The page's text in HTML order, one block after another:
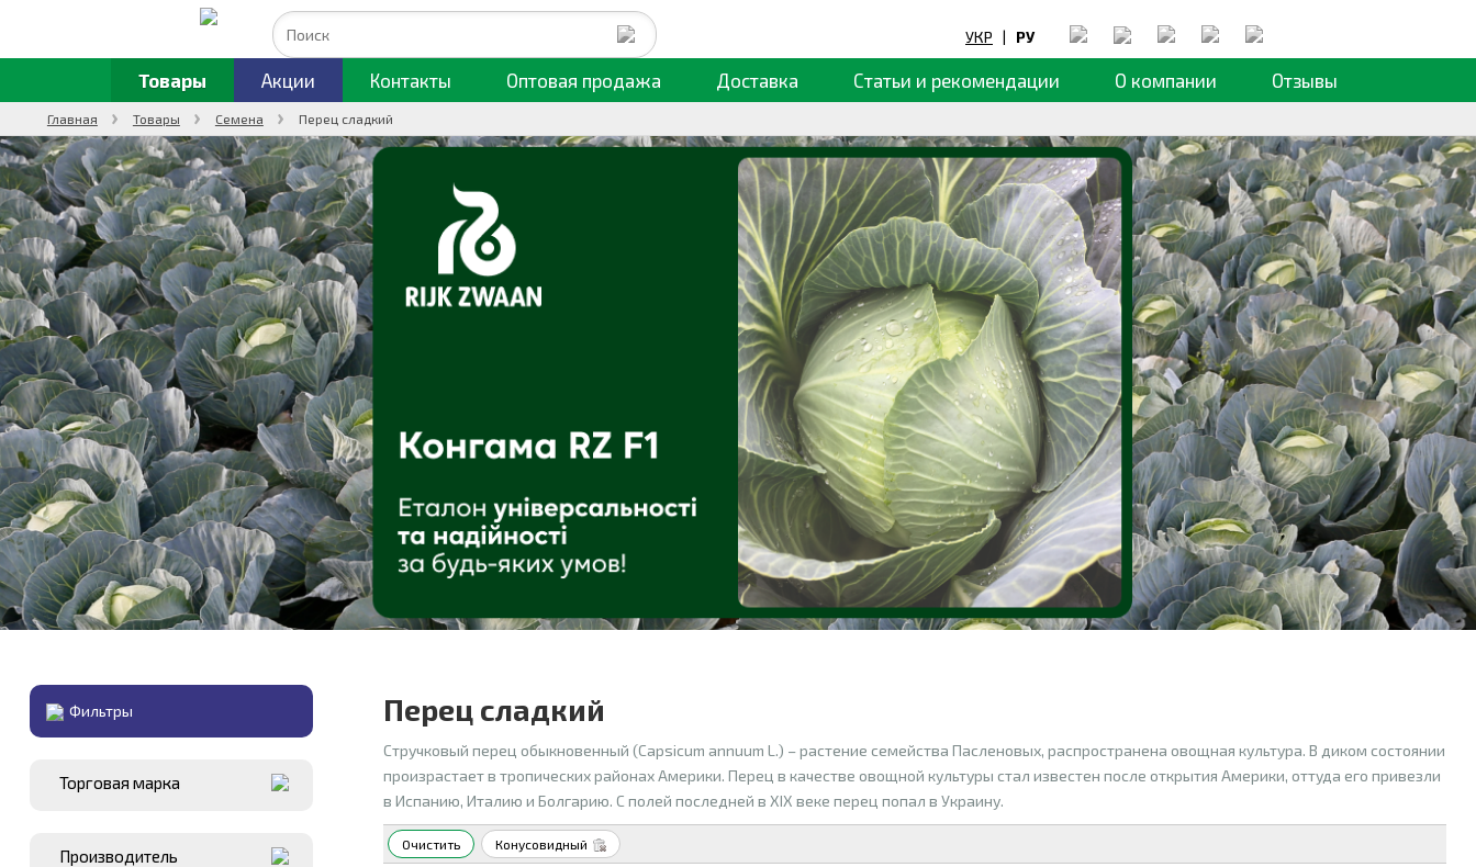
УКР | РУ
Товары Акции Контакты Оптовая продажа Доставка Статьи и рекомендации О компании Отзывы
Главная Товары Семена Перец сладкий
Фильтры
Торговая марка
Производитель
Перец сладкий
Стручковый перец обыкновенный (Capsicum annuum L.) – растение семейства Пасленовых, распространена овощная культура. В диком состоянии
произрастает в тропических районах Америки. Перец в качестве овощной культуры стал известен после открытия Америки, оттуда его привезли
в Испанию, Италию и Болгарию. С полей последней в XIX веке перец попал в Украину.
Очистить Конусовидный